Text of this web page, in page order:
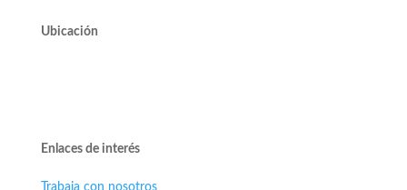
Ubicación
Enlaces de interés
Trabaja con nosotros